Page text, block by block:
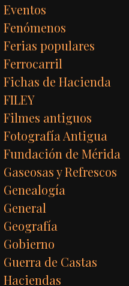
Eventos
Fenómenos
Ferias populares
Ferrocarril
Fichas de Hacienda
FILEY
Filmes antiguos
Fotografía Antigua
Fundación de Mérida
Gaseosas y Refrescos
Genealogía
General
Geografía
Gobierno
Guerra de Castas
Haciendas